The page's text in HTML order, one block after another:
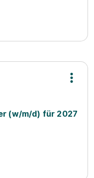
(w/m/d) für 2027